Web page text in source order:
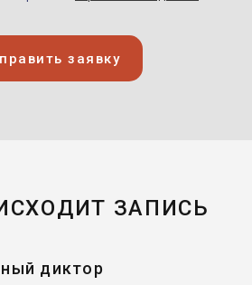
заявку
ЗАПИСЬ
диктор